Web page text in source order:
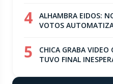
4
ALHAMBRA EIDOS:
VOTOS
5
CHICA GRABA
TUVO FINAL